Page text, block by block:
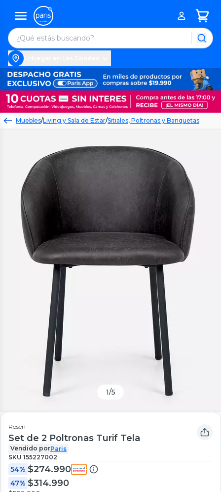
Muebles/Living y Sala de Estar/Sitiales, Poltronas y Banquetas
1/5
Rosen
Set de 2 Poltronas Turif Tela
Vendido porParis
SKU 155227002
54% $274.990
47% $314.990